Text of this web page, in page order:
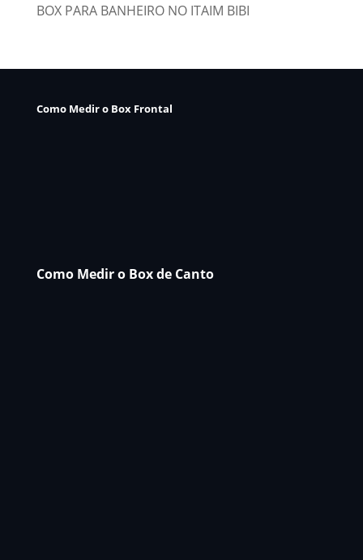
BOX PARA BANHEIRO NO ITAIM BIBI
Como Medir o Box Frontal
Como Medir o Box de Canto